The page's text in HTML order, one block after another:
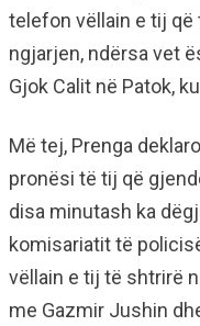
telefon vëllain e tij
ngjarjen, ndërsa vet
Gjok Calit në Patok,
Më tej, Prenga
pronësi të tij që
disa minutash ka
komisariatit të
vëllain e tij të shtrirë
me Gazmir Jushin